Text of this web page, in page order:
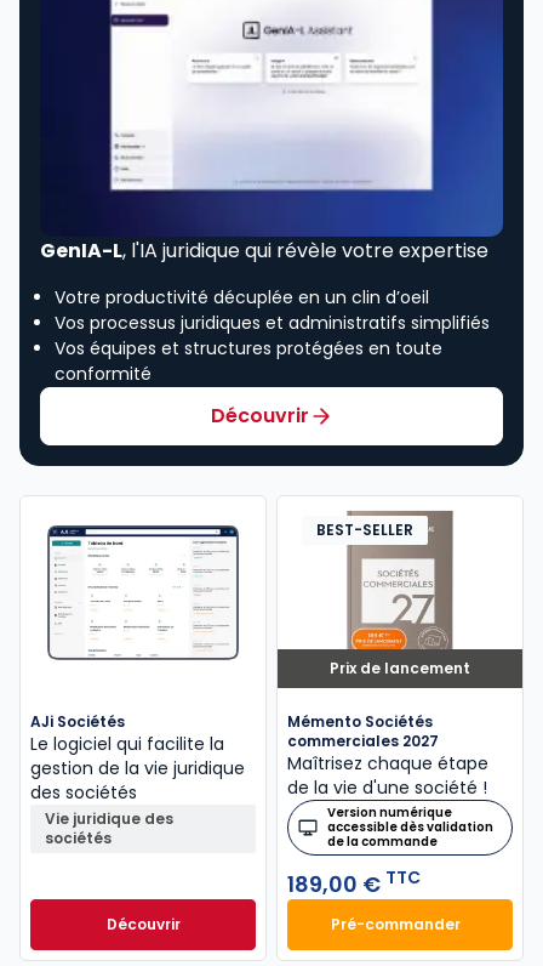
GenIA-L, l'IA juridique qui révèle votre expertise
Votre productivité décuplée en un clin d’oeil
Vos processus juridiques et administratifs simplifiés
Vos équipes et structures protégées en toute
conformité
Découvrir
AJi Sociétés
Le logiciel qui facilite la
gestion de la vie juridique
des sociétés
Vie juridique des
sociétés
Découvrir
Prix de lancement
BEST-SELLER
Mémento Sociétés
commerciales 2027
Maîtrisez chaque étape
de la vie d'une société !
Version numérique
accessible dès validation
de la commande
189,00 € TTC
Pré-commander
Mémento